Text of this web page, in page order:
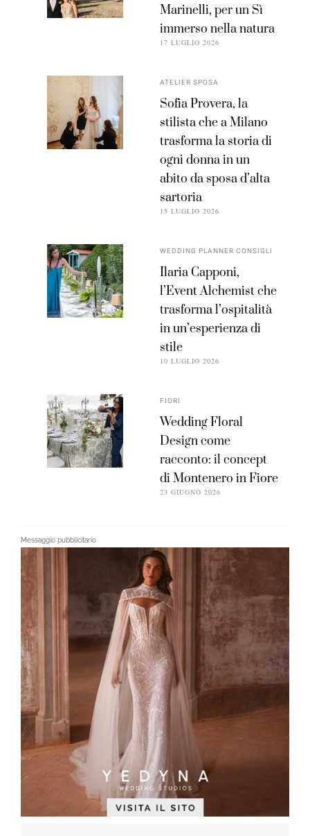
Marinelli, per un Sì
immerso nella natura
17 LUGLIO 2026
ATELIER SPOSA
Sofia Provera, la
stilista che a Milano
trasforma la storia di
ogni donna in un
abito da sposa d’alta
sartoria
15 LUGLIO 2026
WEDDING PLANNER CONSIGLI
Ilaria Capponi,
l’Event Alchemist che
trasforma l’ospitalità
in un’esperienza di
stile
10 LUGLIO 2026
FIORI
Wedding Floral
Design come
racconto: il concept
di Montenero in Fiore
23 GIUGNO 2026
Messaggio pubblicitario